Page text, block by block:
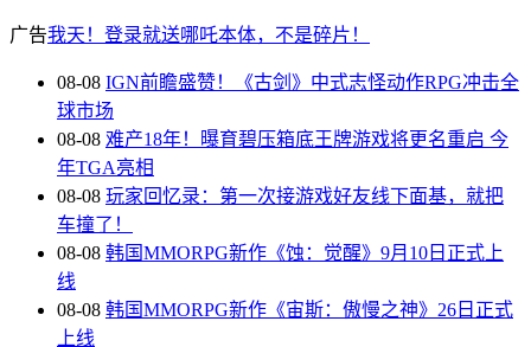
广告我天！登录就送哪吒本体，不是碎片！
08-08 IGN前瞻盛赞！《古剑》中式志怪动作RPG冲击全
球市场
08-08 难产18年！曝育碧压箱底王牌游戏将更名重启 今
年TGA亮相
08-08 玩家回忆录：第一次接游戏好友线下面基，就把
车撞了！
08-08 韩国MMORPG新作《蚀：觉醒》9月10日正式上
线
08-08 韩国MMORPG新作《宙斯：傲慢之神》26日正式
上线